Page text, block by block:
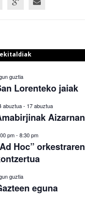
guztia
Lorenteko jaiak
abuztua- 17 abuztua
Aizarnan
pm- 8:30 pm
Hoc” orkestraren
guztia
eguna